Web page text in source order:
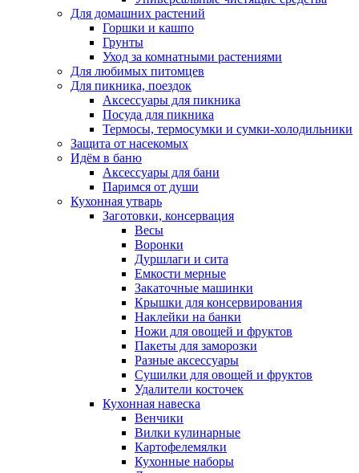
Для домашних растений
Горшки и кашпо
Грунты
Уход за комнатными растениями
Для любимых питомцев
Для пикника, поездок
Аксессуары для пикника
Посуда для пикника
Термосы, термосумки и сумки-холодильники
Защита от насекомых
Идём в баню
Аксессуары для бани
Паримся от души
Кухонная утварь
Заготовки, консервация
Весы
Воронки
Дуршлаги и сита
Емкости мерные
Закаточные машинки
Крышки для консервирования
Наклейки на банки
Ножи для овощей и фруктов
Пакеты для заморозки
Разные аксессуары
Сушилки для овощей и фруктов
Удалители косточек
Кухонная навеска
Венчики
Вилки кулинарные
Картофелемялки
Кухонные наборы